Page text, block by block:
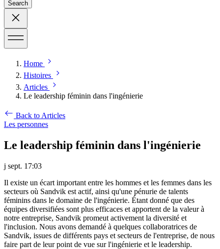
Search
Home
Histoires
Articles
Le leadership féminin dans l'ingénierie
Back to Articles
Les personnes
Le leadership féminin dans l'ingénierie
j sept. 17:03
Il existe un écart important entre les hommes et les femmes dans les
secteurs où Sandvik est actif, ainsi qu'une pénurie de talents
féminins dans le domaine de l'ingénierie. Étant donné que des
équipes diversifiées sont plus efficaces et apportent de la valeur à
notre entreprise, Sandvik promeut activement la diversité et
l'inclusion. Nous avons demandé à quelques collaboratrices de
Sandvik, issues de différents pays et secteurs de l'entreprise, de nous
faire part de leur point de vue sur l'ingénierie et le leadership.